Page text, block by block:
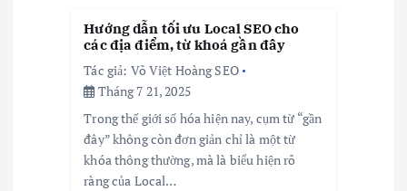
Hướng dẫn tối ưu Local SEO cho
các địa điểm, từ khoá gần đây
Tác giả: Võ Việt Hoàng SEO
Tháng 7 21, 2025
Trong thế giới số hóa hiện nay, cụm từ “gần
đây” không còn đơn giản chỉ là một từ
khóa thông thường, mà là biểu hiện rõ
ràng của Local…